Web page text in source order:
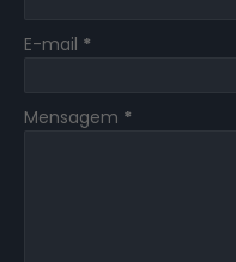
E-mail *
Mensagem *